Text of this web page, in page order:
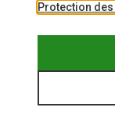
Protection